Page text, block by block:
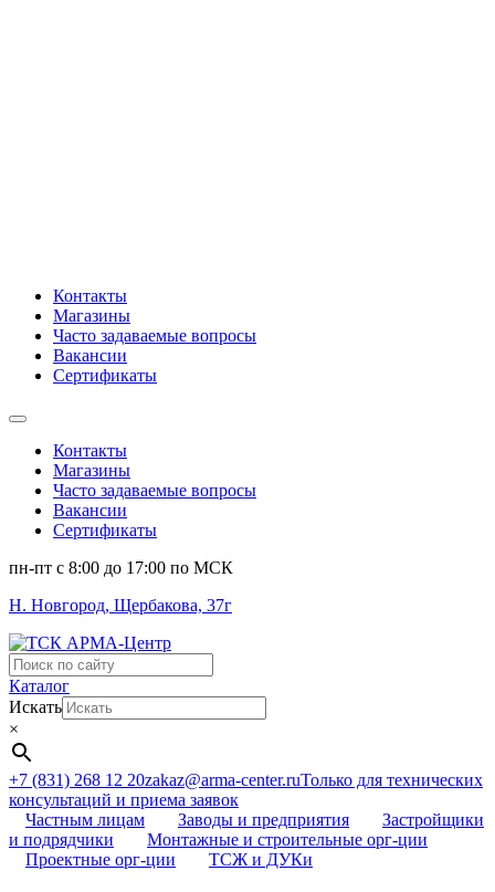
Контакты
Магазины
Часто задаваемые вопросы
Вакансии
Сертификаты
Контакты
Магазины
Часто задаваемые вопросы
Вакансии
Сертификаты
пн-пт c 8:00 до 17:00 по МСК
Н. Новгород, Щербакова, 37г
Поиск
...
Каталог
Искать
×
+7 (831) 268 12 20zakaz@arma-center.ruТолько для технических
консультаций и приема заявок
Частным лицам
Заводы и предприятия
Застройщики
и подрядчики
Монтажные и строительные орг-ции
Проектные орг-ции
ТСЖ и ДУКи